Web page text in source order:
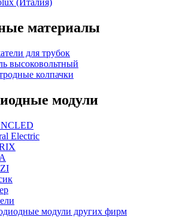
(Италия)
материалы
для трубок
высоковольтный
колпачки
модули
Electric
модули других фирм